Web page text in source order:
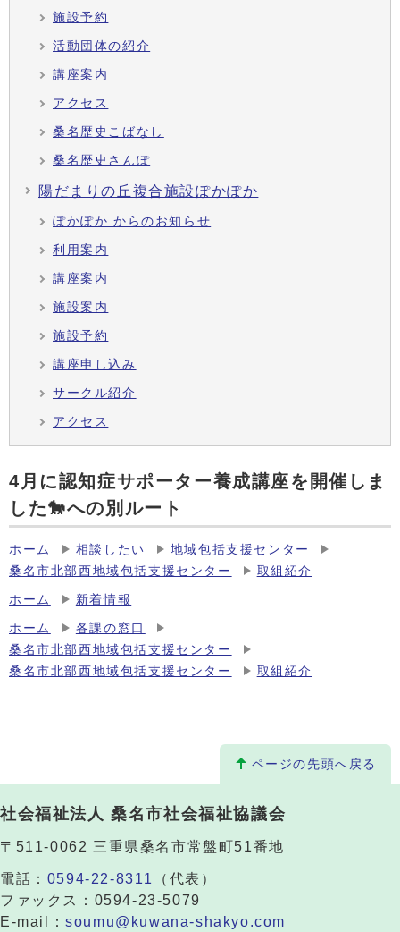
施設予約
活動団体の紹介
講座案内
アクセス
桑名歴史こばなし
桑名歴史さんぽ
陽だまりの丘複合施設ぽかぽか
ぽかぽか からのお知らせ
利用案内
講座案内
施設案内
施設予約
講座申し込み
サークル紹介
アクセス
4月に認知症サポーター養成講座を開催しま
した🐎への別ルート
ホーム 相談したい
地域包括支援センター
桑名市北部西地域包括支援センター
取組紹介
ホーム 新着情報
ホーム
各課の窓口
桑名市北部西地域包括支援センター
桑名市北部西地域包括支援センター
取組紹介
ページの先頭へ戻る
社会福祉法人 桑名市社会福祉協議会
〒511-0062 三重県桑名市常盤町51番地
電話： 0594-22-8311
（代表）
ファックス：0594-23-5079
E-mail：soumu@kuwana-shakyo.com